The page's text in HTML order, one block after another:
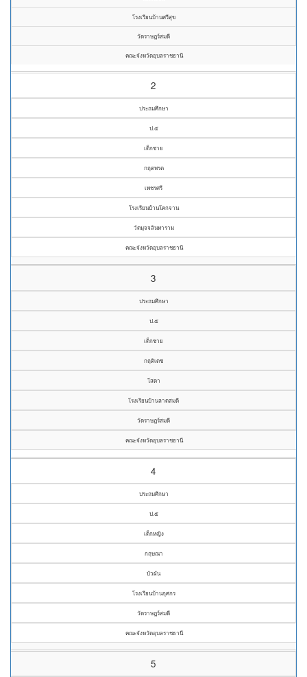
โรงเรียนบ้านศรีสุข
วัดราษฎร์สมดี
คณะจังหวัดอุบลราชธานี
2
ประถมศึกษา
ป.๕
เด็กชาย
กฤตพรต
เพชรศรี
โรงเรียนบ้านโคกจาน
วัดมุจจลินทาราม
คณะจังหวัดอุบลราชธานี
3
ประถมศึกษา
ป.๕
เด็กชาย
กฤติเดช
โสดา
โรงเรียนบ้านลาดสมดี
วัดราษฎร์สมดี
คณะจังหวัดอุบลราชธานี
4
ประถมศึกษา
ป.๕
เด็กหญิง
กฤษณา
บัวผัน
โรงเรียนบ้านกุศกร
วัดราษฎร์สมดี
คณะจังหวัดอุบลราชธานี
5